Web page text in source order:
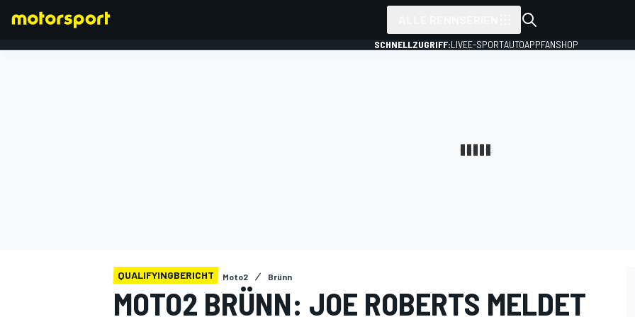
SCHNELLZUGRIFF:LIVEE-SPORTAUTOAPPFANSHOP
QUALIFYINGBERICHT Moto2 Brünn
MOTO2 BRÜNN: JOE ROBERTS MELDET